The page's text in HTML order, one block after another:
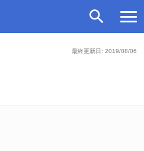
最終更新日: 2019/08/06